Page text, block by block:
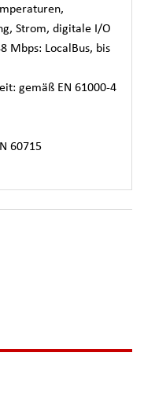
Strom, digitale I/O
Mbps: LocalBus, bis
gemäß EN 61000-4
60715